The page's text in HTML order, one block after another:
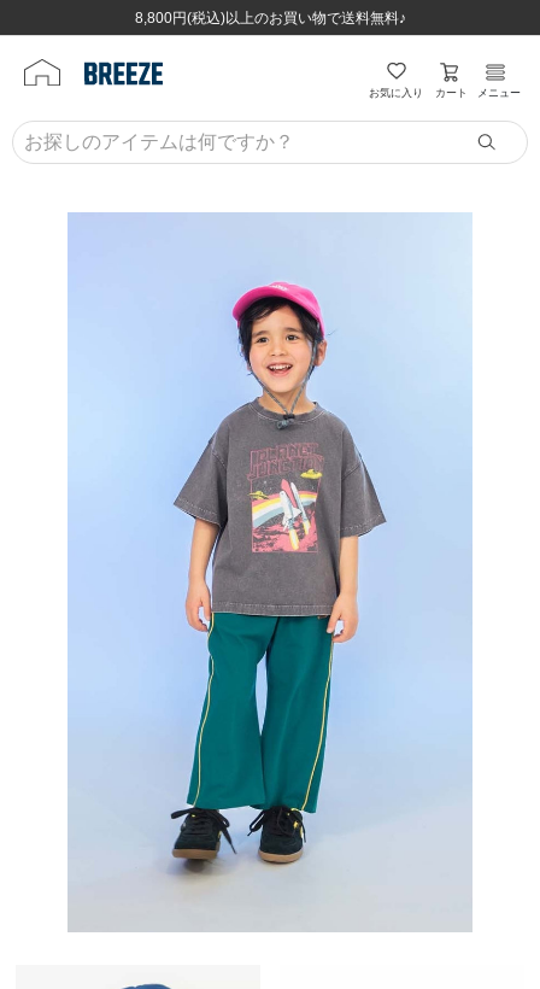
8,800円(税込)以上のお買い物で送料無料♪
ほぼ全品半額！！8/12(水)お昼12:59まで！！
8,800円(税込)以上のお買い物で送料無料♪
ほぼ全品半額！！8/12(水)お昼12:59まで！！
お気に入り カート メニュー